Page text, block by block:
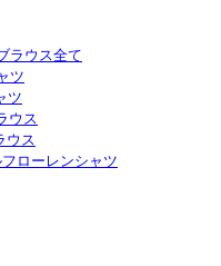
ラウス全て
ツ
ツ
ウス
ウス
ローレンシャツ